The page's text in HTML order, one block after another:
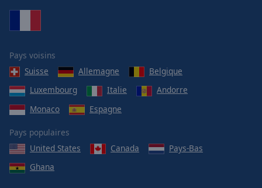
Pays voisins
Suisse
Allemagne
Belgique
Luxembourg
Italie
Andorre
Monaco
Espagne
Pays populaires
United States
Canada
Pays-Bas
Ghana